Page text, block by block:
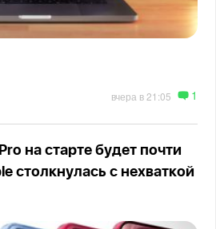
вчера в 21:05 1
на старте будет почти
столкнулась с нехваткой